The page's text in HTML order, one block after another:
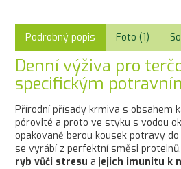
Podrobný popis Foto (1)
Denní výživa pro
specifickým
Přírodní přísady krmiva s obsahem
pórovité a proto ve styku s vodou
opakovaně berou kousek potravy
se vyrábí z perfektní směsi
ryb vůči stresu a jejich imunitu k